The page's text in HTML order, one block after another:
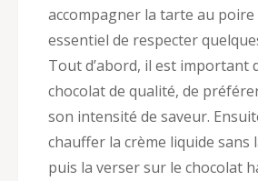
accompagner la tarte au
essentiel de respecter
Tout d’abord, il est important
chocolat de qualité, de
son intensité de saveur.
chauffer la crème liquide sans
puis la verser sur le chocolat